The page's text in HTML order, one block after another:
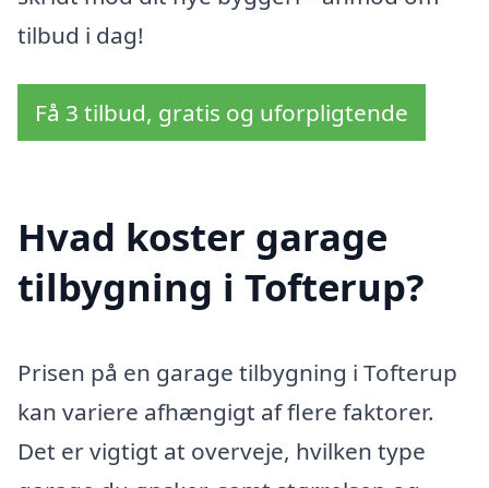
tilbud i dag!
Få 3 tilbud, gratis og uforpligtende
Hvad koster garage
tilbygning i Tofterup?
Prisen på en garage tilbygning i Tofterup
kan variere afhængigt af flere faktorer.
Det er vigtigt at overveje, hvilken type